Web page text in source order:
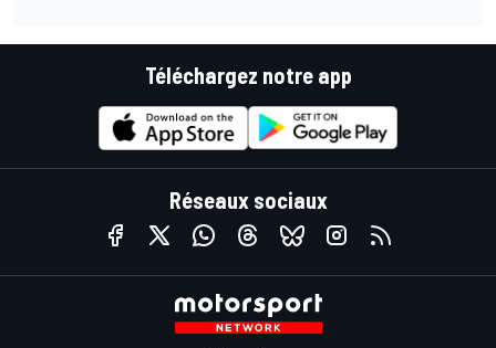
Téléchargez notre app
Réseaux sociaux